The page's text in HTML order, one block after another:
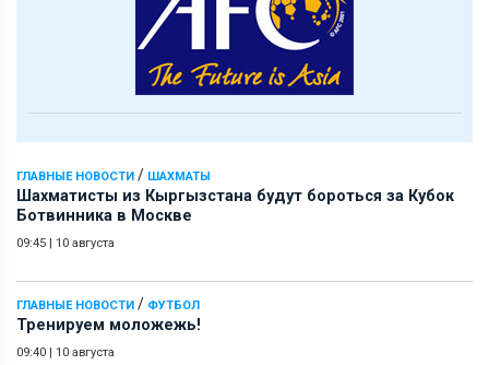
ГЛАВНЫЕ НОВОСТИ / ШАХМАТЫ
Шахматисты из Кыргызстана будут бороться за Кубок
Ботвинника в Москве
09:45 | 10 августа
ГЛАВНЫЕ НОВОСТИ / ФУТБОЛ
Тренируем моложежь!
09:40 | 10 августа